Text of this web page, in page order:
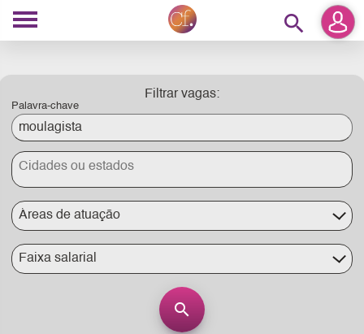
search
Filtrar vagas:
Palavra-chave
Áreas de atuação
Faixa salarial
search